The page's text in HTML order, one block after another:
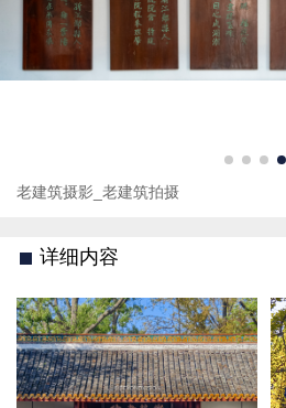
老建筑摄影_老建筑拍摄
详细内容